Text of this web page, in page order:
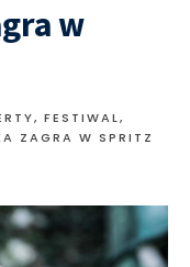
w
FESTIWAL,
ZAGRA W SPRITZ